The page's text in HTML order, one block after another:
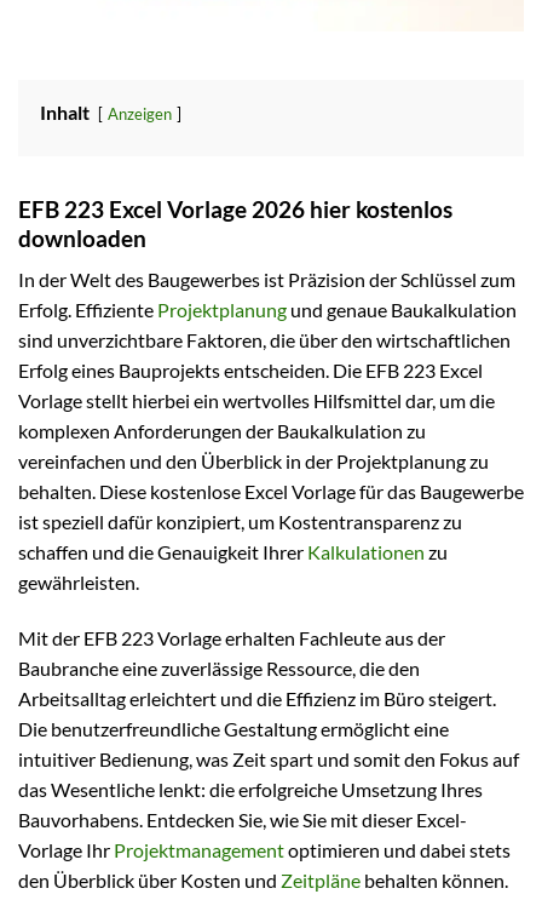
Inhalt Anzeigen
EFB 223 Excel Vorlage 2026 hier kostenlos
downloaden
In der Welt des Baugewerbes ist Präzision der Schlüssel zum
Erfolg. Effiziente Projektplanung und genaue Baukalkulation
sind unverzichtbare Faktoren, die über den wirtschaftlichen
Erfolg eines Bauprojekts entscheiden. Die EFB 223 Excel
Vorlage stellt hierbei ein wertvolles Hilfsmittel dar, um die
komplexen Anforderungen der Baukalkulation zu
vereinfachen und den Überblick in der Projektplanung zu
behalten. Diese kostenlose Excel Vorlage für das Baugewerbe
ist speziell dafür konzipiert, um Kostentransparenz zu
schaffen und die Genauigkeit Ihrer Kalkulationen zu
gewährleisten.
Mit der EFB 223 Vorlage erhalten Fachleute aus der
Baubranche eine zuverlässige Ressource, die den
Arbeitsalltag erleichtert und die Effizienz im Büro steigert.
Die benutzerfreundliche Gestaltung ermöglicht eine
intuitiver Bedienung, was Zeit spart und somit den Fokus auf
das Wesentliche lenkt: die erfolgreiche Umsetzung Ihres
Bauvorhabens. Entdecken Sie, wie Sie mit dieser Excel-
Vorlage Ihr Projektmanagementoptimieren und dabei stets
den Überblick über Kosten und Zeitpläne behalten können.